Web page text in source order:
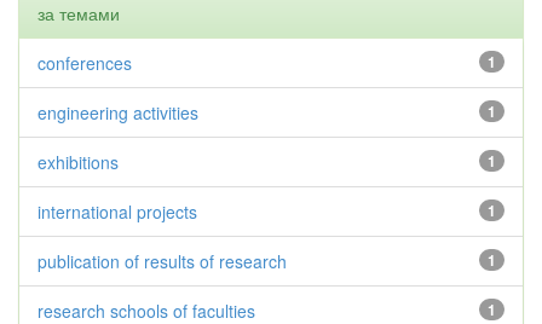
за темами
1
conferences
1
engineering activities
1
exhibitions
1
international projects
1
publication of results of research
1
research schools of faculties